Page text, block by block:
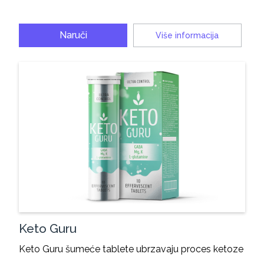
Naruči Više informacija
Keto Guru
Keto Guru šumeće tablete ubrzavaju proces ketoze